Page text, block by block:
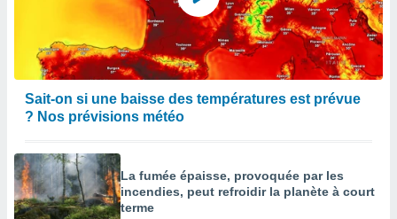
Sait-on si une baisse des températures est prévue
? Nos prévisions météo
La fumée épaisse, provoquée par les
incendies, peut refroidir la planète à court
terme